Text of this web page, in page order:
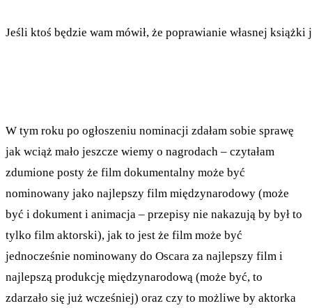
Jeśli ktoś będzie wam mówił, że poprawianie własnej
W tym roku po ogłoszeniu nominacji zdałam sobie sprawę
jak wciąż mało jeszcze wiemy o nagrodach – czytałam
zdumione posty że film dokumentalny może być
nominowany jako najlepszy film międzynarodowy (może
być i dokument i animacja – przepisy nie nakazują by był to
tylko film aktorski), jak to jest że film może być
jednocześnie nominowany do Oscara za najlepszy film i
najlepszą produkcję międzynarodową (może być, to
zdarzało się już wcześniej) oraz czy to możliwe by aktorka